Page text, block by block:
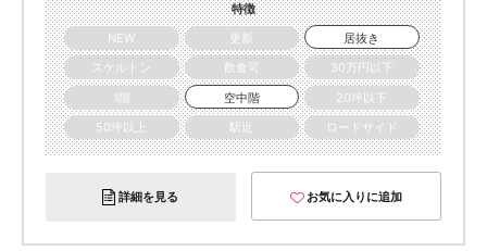
特徴
NEW
更新
居抜き
スケルトン
飲食可
30万円以下
1階
空中階
20坪以下
50坪以上
駅近 ロードサイド
詳細を見る お気に入りに追加